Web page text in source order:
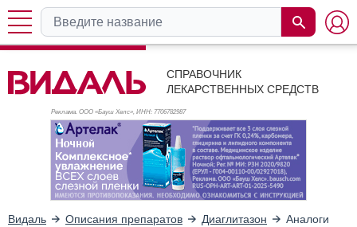
СПРАВОЧНИК
ЛЕКАРСТВЕННЫХ СРЕДСТВ
Реклама. ООО «Бауш Хелс», ИНН: 7706782987
Видаль Описания препаратов Диаглитазон Аналоги